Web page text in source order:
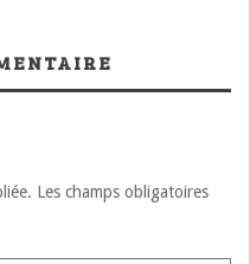
Les champs obligatoires